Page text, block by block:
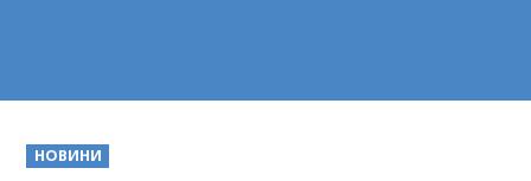
POSTED
IN
НОВИНИ